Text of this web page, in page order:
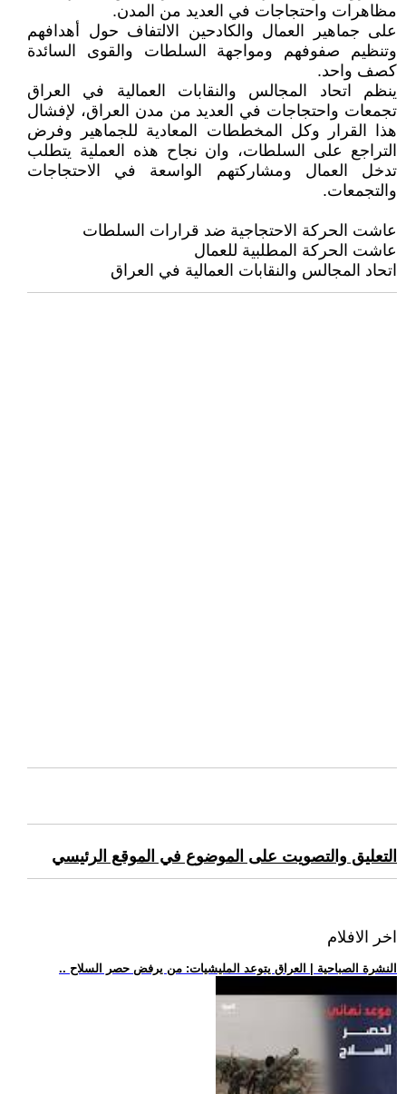
مظاهرات واحتجاجات في العديد من المدن.
على جماهير العمال والكادحين الالتفاف حول أهدافهم
وتنظيم صفوفهم ومواجهة السلطات والقوى السائدة
كصف واحد.
ينظم اتحاد المجالس والنقابات العمالية في العراق
تجمعات واحتجاجات في العديد من مدن العراق، لإفشال
هذا القرار وكل المخططات المعادية للجماهير وفرض
التراجع على السلطات، وان نجاح هذه العملية يتطلب
تدخل العمال ومشاركتهم الواسعة في الاحتجاجات
والتجمعات.
عاشت الحركة الاحتجاجية ضد قرارات السلطات
عاشت الحركة المطلبية للعمال
اتحاد المجالس والنقابات العمالية في العراق
التعليق والتصويت على الموضوع في الموقع الرئيسي
اخر الافلام
.. النشرة الصباحية | العراق يتوعد المليشيات: من يرفض حصر السلاح